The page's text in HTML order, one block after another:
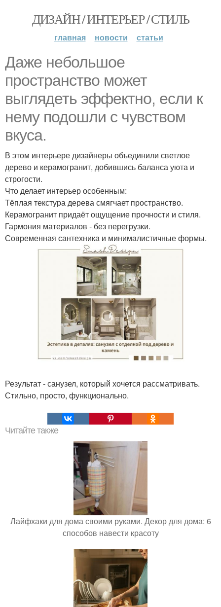
ДИЗАЙН / ИНТЕРЬЕР / СТИЛЬ
главная новости статьи
Даже небольшое
пространство может
выглядеть эффектно, если к
нему подошли с чувством
вкуса.
В этом интерьере дизайнеры объединили светлое
дерево и керамогранит, добившись баланса уюта и
строгости.
Что делает интерьер особенным:
Тёплая текстура дерева смягчает пространство.
Керамогранит придаёт ощущение прочности и стиля.
Гармония материалов - без перегрузки.
Современная сантехника и минималистичные формы.
Результат - санузел, который хочется рассматривать.
Стильно, просто, функционально.
Читайте также
Лайфхаки для дома своими руками. Декор для дома: 6
способов навести красоту